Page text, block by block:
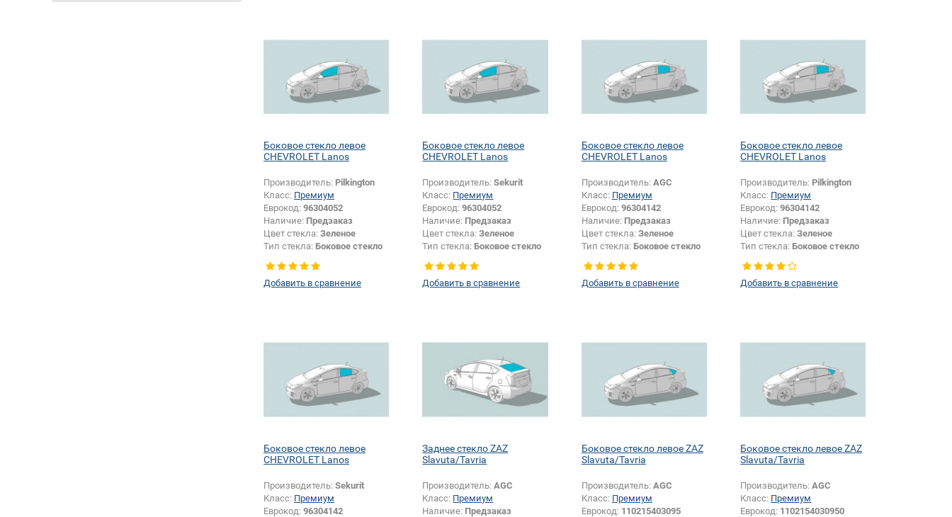
Боковое стекло левое
CHEVROLET Lanos
Производитель: Pilkington
Класс: Премиум
Еврокод: 96304052
Наличие: Предзаказ
Цвет стекла: Зеленое
Тип стекла: Боковое стекло
левое
Добавить в сравнение
Боковое стекло левое
CHEVROLET Lanos
Производитель:Sekurit
Класс: Премиум
Еврокод:96304052
Наличие: Предзаказ
Цвет стекла:Зеленое
Тип стекла: Боковое стекло
левое
Добавить в сравнение
Боковое стекло левое
CHEVROLET Lanos
Производитель: AGC
Класс: Премиум
Еврокод: 96304142
Наличие: Предзаказ
Цвет стекла: Зеленое
Тип стекла: Боковое стекло
левое
Добавить в сравнение
Боковое стекло левое
CHEVROLET Lanos
Производитель: Pilkington
Класс: Премиум
Еврокод:96304142
Наличие: Предзаказ
Цвет стекла:Зеленое
Тип стекла: Боковое стекло
левое
Добавить в сравнение
Боковое стекло левое
CHEVROLET Lanos
Производитель: Sekurit
Класс: Премиум
Еврокод: 96304142
Заднее стекло ZAZ
Slavuta/Tavria
Производитель:AGC
Класс: Премиум
Наличие: Предзаказ
Боковое стекло левое ZAZ
Slavuta/Tavria
Производитель: AGC
Класс: Премиум
Еврокод: 110215403095
Боковое стекло левое ZAZ
Slavuta/Tavria
Производитель:AGC
Класс: Премиум
Еврокод: 1102154030950